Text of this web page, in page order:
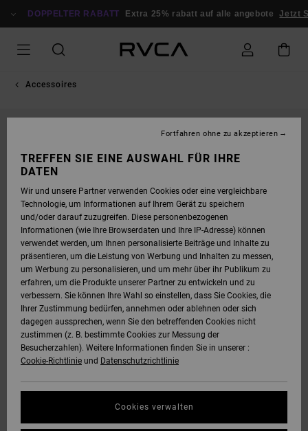
ZUR
DOPPELTER RABATT Extra 25% rabatt auf alle angebote Jetzt
Accessoires
TREFFEN SIE EINE AUSWAHL FÜR IHRE
DATEN
Wir und unsere Partner verwenden Cookies oder eine vergleichbare
Technologie, um Informationen auf Ihrem Gerät zu speichern
und/oder darauf zuzugreifen. Diese personenbezogenen
Informationen (wie Ihre Browserdaten und Ihre IP-Adresse) können
verwendet werden, um Ihnen personalisierte Beiträge und Inhalte zu
präsentieren, um die Leistung von Werbung und Inhalten zu messen,
um Werbung zu personalisieren, und um mehr über ihr Publikum zu
erfahren, um die Produkte unserer Partner zu entwickeln und zu
verbessern. Sie können Ihre Wahl so einstellen, dass Sie Cookies, die
Ihrer Zustimmung bedürfen, annehmen oder ablehnen oder sich
dagegen aussprechen, wenn Sie den betreffenden Cookies nicht
zustimmen (z. B. bestimmte Cookies zur Messung der
Besucherzahlen). Weitere Informationen finden Sie in unserer :
Cookie-Richtlinie und Datenschutzrichtlinie
Cookies verwalten
Fortfahren ohne zu akzeptieren